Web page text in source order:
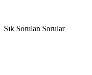
Sık Sorulan Sorular